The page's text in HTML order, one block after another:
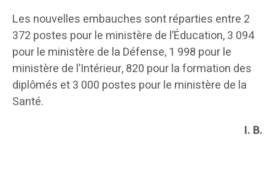
Les nouvelles embauches sont réparties entre 2
372 postes pour le ministère de l’Éducation, 3 094
pour le ministère de la Défense, 1 998 pour le
ministère de l’Intérieur, 820 pour la formation des
diplômés et 3 000 postes pour le ministère de la
Santé.
I. B.